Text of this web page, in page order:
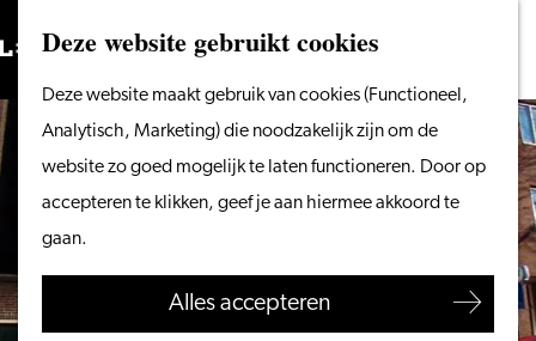
Deze website gebruikt cookies
Deze website maakt gebruik van cookies (Functioneel,
Analytisch, Marketing) die noodzakelijk zijn om de
website zo goed mogelijk te laten functioneren. Door op
accepteren te klikken, geef je aan hiermee akkoord te
gaan.
Alles accepteren
Ga
naar
de
homepage
Menu
ZoekenVanaf het water
wandelen
Winkelen
Eten & drinken
Met kinderen
Zoeken